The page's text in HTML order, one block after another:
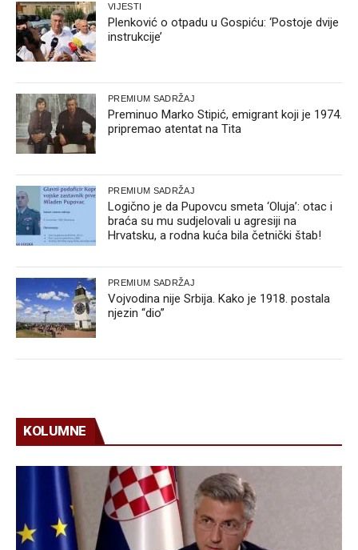
VIJESTI
Plenković o otpadu u Gospiću: ‘Postoje dvije
instrukcije’
PREMIUM SADRŽAJ
Preminuo Marko Stipić, emigrant koji je 1974.
pripremao atentat na Tita
PREMIUM SADRŽAJ
Logično je da Pupovcu smeta ‘Oluja’: otac i
braća su mu sudjelovali u agresiji na
Hrvatsku, a rodna kuća bila četnički štab!
PREMIUM SADRŽAJ
Vojvodina nije Srbija. Kako je 1918. postala
njezin “dio”
KOLUMNE